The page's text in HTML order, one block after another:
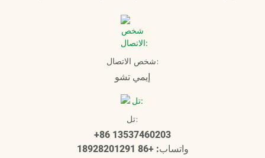
شخص الاتصال:
إيمي تشو
تل:
+86 13537460203
واتساب: +86 18928201291